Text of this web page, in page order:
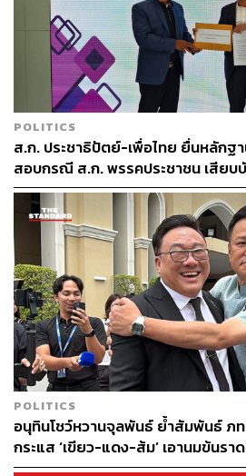
6. สมาชิกที่ที่ประชุมใหญ่มีมติด้วยคะ
หนึ่งของผู้ที่อยู่ในที่ประชุม มีมติให้ล
คณะกรรมการบริหารพรรค
อย่างไรก็ตาม พบว่ามีอดีตสมาชิกรว
นำที่มีชื่อเสียงมาร่วมงานจำนวนมา
เกียรติ อดีต สส. นครศรีธรรมราช, ส
สส.ระยอง, อภิรักษ์ โกสโยธิน อดีตผู้
กรุงเทพมหานคร, นิพิฏฐ์ อินทรสมบั
POLITICS
ส.ก. ประชาธิปัตย์-เพื่อไทย ยื่นหลักฐ
สอบกรณี ส.ก. พรรคประชาชน เสียบ
POLITICS
อนุทินโชว์หวานจุลพันธ์ ย้ำสัมพันธ์ ภ
กระแส ‘เขียว-แดง-ส้ม’ เอานมข้นรา